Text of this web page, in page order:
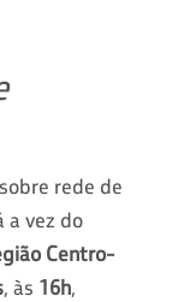
rede de
a vez do
Centro-
, às 16h,